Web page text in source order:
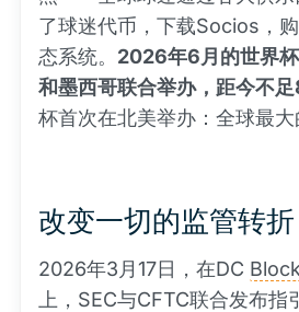
了球迷代币，下载Socios，
态系统。 2026年6月的世界
和墨西哥联合举办，距今不足
杯首次在北美举办：全球最大
改变一切的监管转折
2026年3月17日，在DC
上，SEC与CFTC联合发布